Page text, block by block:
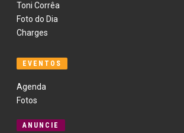
Toni Corrêa
Foto do Dia
Charges
EVENTOS
Agenda
Fotos
ANUNCIE